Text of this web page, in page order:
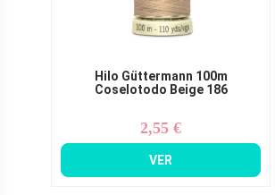
Hilo Güttermann 100m
Coselotodo Beige 186
Precio
2,55 €
VER